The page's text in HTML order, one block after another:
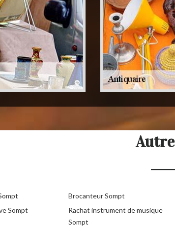
Sompt
Brocanteur Sompt
Rachat instrument de musique
Sompt